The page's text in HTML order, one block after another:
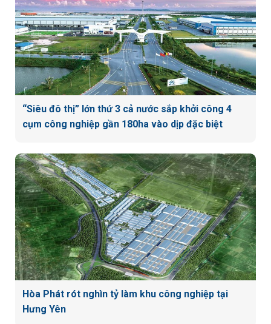
“Siêu đô thị” lớn thứ 3 cả nước sắp khởi công 4
cụm công nghiệp gần 180ha vào dịp đặc biệt
Hòa Phát rót nghìn tỷ làm khu công nghiệp tại
Hưng Yên